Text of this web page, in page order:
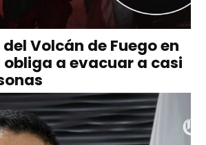
Volcán de Fuego en
a evacuar a casi